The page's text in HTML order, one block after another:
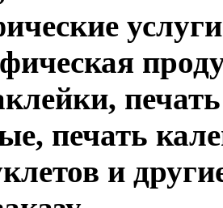
печать
и